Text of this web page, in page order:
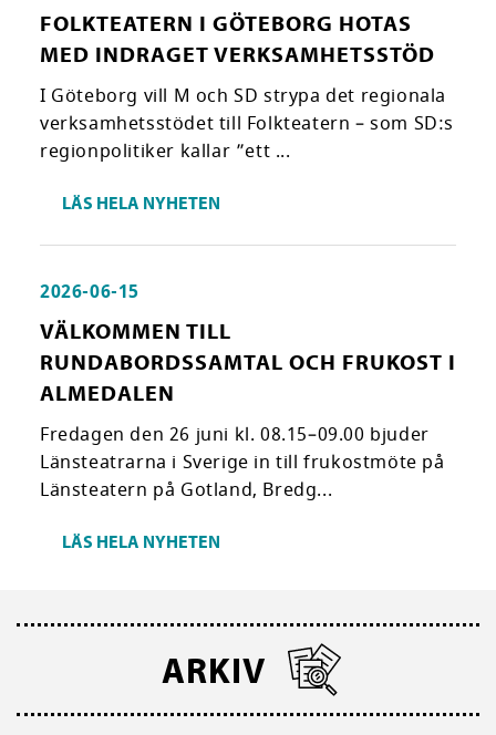
FOLKTEATERN I GÖTEBORG HOTAS
MED INDRAGET VERKSAMHETSSTÖD
I Göteborg vill M och SD strypa det regionala
verksamhetsstödet till Folkteatern – som SD:s
regionpolitiker kallar ”ett ...
LÄS HELA NYHETEN
2026-06-15
VÄLKOMMEN TILL
RUNDABORDSSAMTAL OCH FRUKOST I
ALMEDALEN
Fredagen den 26 juni kl. 08.15–09.00 bjuder
Länsteatrarna i Sverige in till frukostmöte på
Länsteatern på Gotland, Bredg...
LÄS HELA NYHETEN
ARKIV